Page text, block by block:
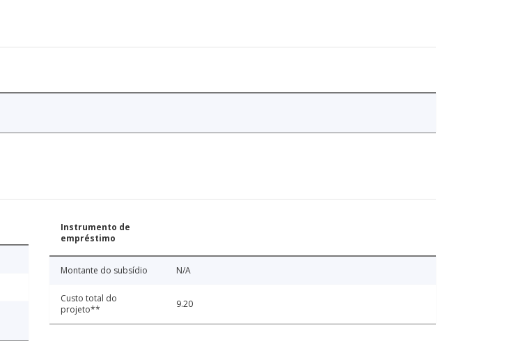
Instrumento de
empréstimo
Montante do subsídio N/A
Custo total do
projeto**
9.20